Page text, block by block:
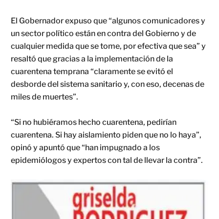
El Gobernador expuso que “algunos comunicadores y
un sector político están en contra del Gobierno y de
cualquier medida que se tome, por efectiva que sea” y
resaltó que gracias a la implementación de la
cuarentena temprana “claramente se evitó el
desborde del sistema sanitario y, con eso, decenas de
miles de muertes”.
“Si no hubiéramos hecho cuarentena, pedirían
cuarentena. Si hay aislamiento piden que no lo haya”,
opinó y apuntó que “han impugnado a los
epidemiólogos y expertos con tal de llevar la contra”.